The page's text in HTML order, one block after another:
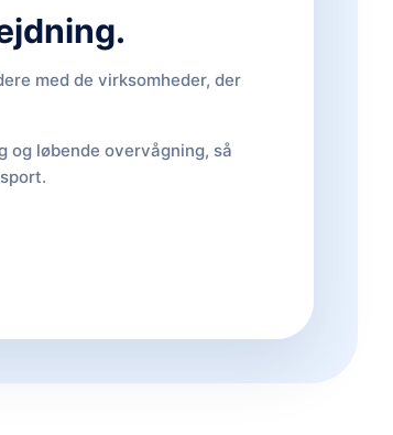
med de virksomheder, der
og løbende overvågning, så